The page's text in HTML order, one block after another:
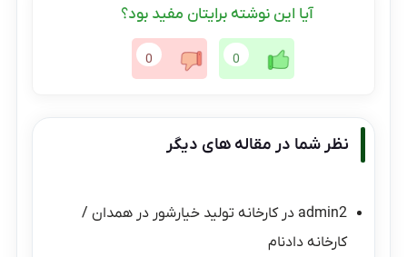
آیا این نوشته برایتان مفید بود؟
0
0
نظر شما در مقاله های دیگر
admin2 درکارخانه تولید خیارشور در همدان /
کارخانه دادنام